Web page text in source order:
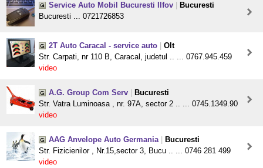
Service Auto Mobil Bucuresti Ilfov
Bucuresti
Bucuresti ... 0721726853
2T Auto Caracal - service auto
Olt
Str. Carpati, nr 110 B, Caracal, judetul .. ... 0767.945.459
video
A.G. Group Com Serv
Bucuresti
Str. Vatra Luminoasa , nr. 97A, sector 2 .. ... 0745.1349.90
video
AAG Anvelope Auto Germania
Bucuresti
Str. Fizicienilor , Nr.15,sector 3, Bucu .. ... 0746 281 499
video